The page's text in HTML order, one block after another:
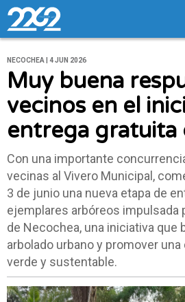
NECOCHEA | 4 JUN 2026
Muy buena
vecinos en el
entrega gratuita
Con una importante
vecinas al Vivero Municipal,
3 de junio una nueva etapa de
ejemplares arbóreos impulsada
de Necochea, una iniciativa que
arbolado urbano y promover
verde y sustentable.